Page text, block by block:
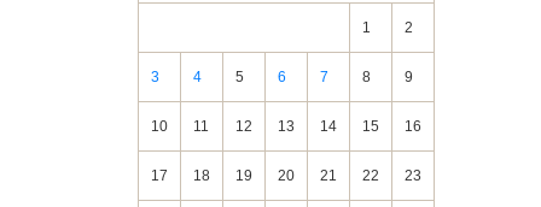
1 2
3 4 5 6 7 8 9
10 11 12 13 14 15 16
17 18 19 20 21 22 23